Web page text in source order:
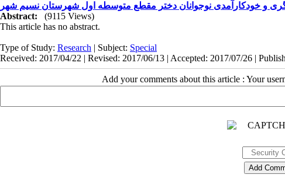
و خودکارآمدی نوجوانان دختر مقطع متوسطه اول شهرستان نسیم شهر
Abstract:
(9115 Views)
This article has no abstract.
Type of Study: Research | Subject: Special
Received: 2017/04/22 | Revised: 2017/06/13 | Accepted: 2017/07/26 |
Add your comments about this article : Your